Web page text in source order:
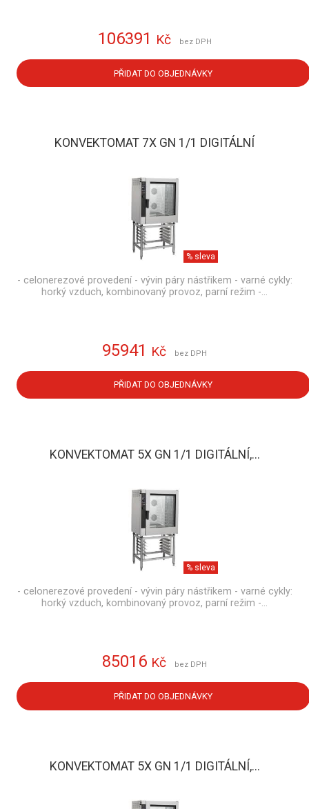
106391 Kč bez DPH
PŘIDAT DO OBJEDNÁVKY
KONVEKTOMAT 7X GN 1/1 DIGITÁLNÍ
% sleva
- celonerezové provedení - vývin páry nástřikem - varné cykly:
horký vzduch, kombinovaný provoz, parní režim -…
95941 Kč bez DPH
PŘIDAT DO OBJEDNÁVKY
KONVEKTOMAT 5X GN 1/1 DIGITÁLNÍ,...
% sleva
- celonerezové provedení - vývin páry nástřikem - varné cykly:
horký vzduch, kombinovaný provoz, parní režim -…
85016 Kč bez DPH
PŘIDAT DO OBJEDNÁVKY
KONVEKTOMAT 5X GN 1/1 DIGITÁLNÍ,...